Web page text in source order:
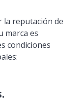
la reputación de
marca es
condiciones